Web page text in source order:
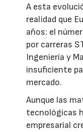
A esta
realidad que
años: el
por carreras
Ingeniería y
insuficiente
mercado.
Aunque las
tecnológicas
empresarial